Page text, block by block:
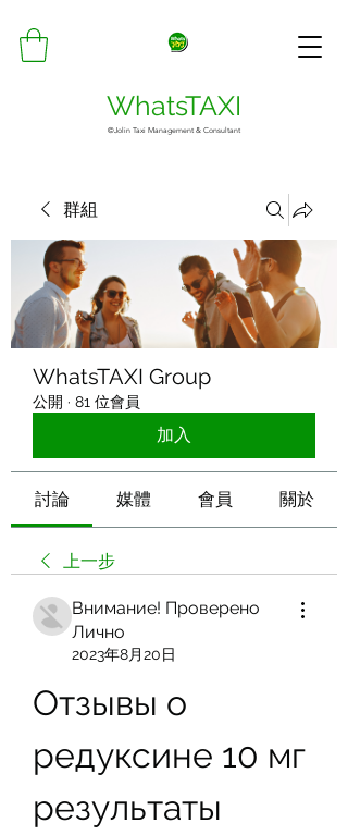
WhatsTAXI
©Jolin Taxi Management & Consultant
群組
WhatsTAXI Group
公開 · 81 位會員
加入
討論 媒體 會員 關於
上一步
Внимание! Проверено
Лично
2023年8月20日
Отзывы о
редуксине 10 мг
результаты